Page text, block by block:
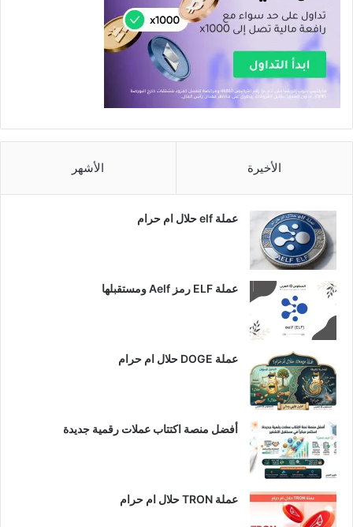
الأخيرة الأشهر
عملة elf حلال ام حرام
عملة ELF رمز Aelf ومستقبلها
عملة DOGE حلال ام حرام
أفضل منصة اكتتاب عملات رقمية جديدة
عملة TRON حلال ام حرام​